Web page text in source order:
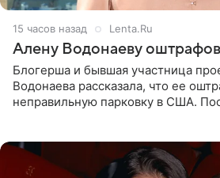
15 часов назад Lenta.Ru
Алену Водонаеву
Блогерша и бывшая участница
Водонаева рассказала, что ее
неправильную парковку в США.